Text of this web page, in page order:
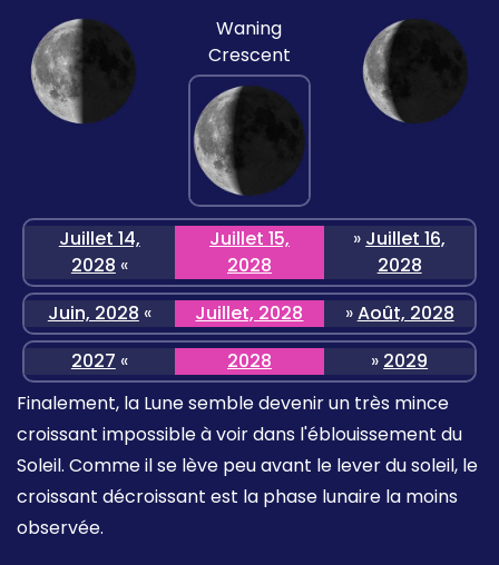
Waning
Crescent
Juillet 14,
2028 «
Juillet 15,
2028
» Juillet 16,
2028
Juin, 2028 « Juillet, 2028 »Août, 2028
2027 « 2028 » 2029
Finalement, la Lune semble devenir un très mince
croissant impossible à voir dans l'éblouissement du
Soleil. Comme il se lève peu avant le lever du soleil, le
croissant décroissant est la phase lunaire la moins
observée.